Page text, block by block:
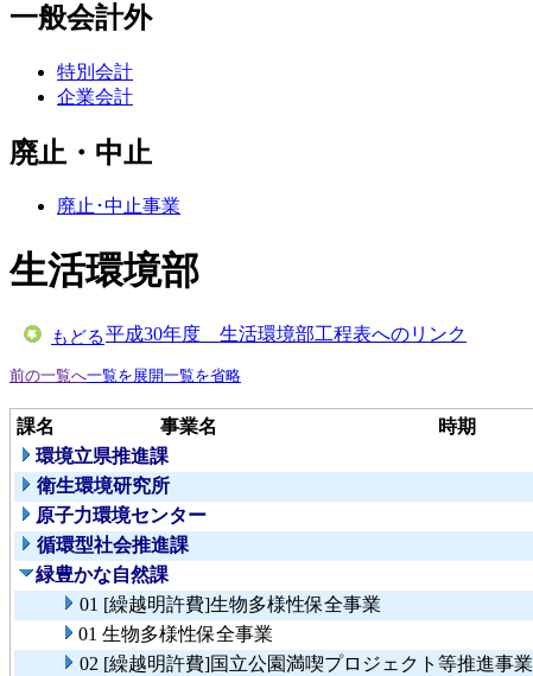
一般会計外
特別会計
企業会計
廃止・中止
廃止･中止事業
生活環境部
もどる平成30年度 生活環境部工程表へのリンク
前の一覧へ一覧を展開一覧を省略
課名 事業名 時期
環境立県推進課
衛生環境研究所
原子力環境センター
循環型社会推進課
緑豊かな自然課
01 [繰越明許費]生物多様性保全事業
01 生物多様性保全事業
02 [繰越明許費]国立公園満喫プロジェクト等推進事業